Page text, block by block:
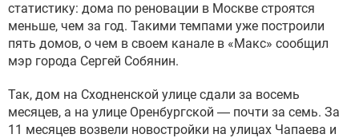
статистику: дома по реновации в Москве строятся
меньше, чем за год. Такими темпами уже построили
пять домов, о чем в своем канале в «Макс» сообщил
мэр города Сергей Собянин.
Так, дом на Сходненской улице сдали за восемь
месяцев, а на улице Оренбургской — почти за семь. За
11 месяцев возвели новостройки на улицах Чапаева и